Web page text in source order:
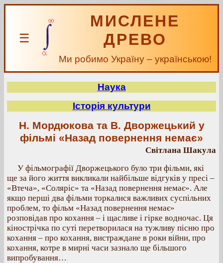
☰
МИСЛЕНЕ
ДРЕВО
Ми робимо Україну – українською!
Наука
Історія культури
Н. Мордюкова та В. Дворжецький у
фільмі «Назад повернення немає»
Світлана Шакула
У фільмографії Дворжецького було три фільми, які
ще за його життя викликали найбільше відгуків у пресі –
«Втеча», «Соляріс» та «Назад повернення немає». Але
якщо перші два фільми торкалися важливих суспільних
проблем, то фільм «Назад повернення немає»
розповідав про кохання – і щасливе і гірке водночас. Ця
кінострічка по суті перетворилася на тужливу пісню про
кохання – про кохання, вистраждане в роки війни, про
кохання, котре в мирні часи зазнало ще більшого
випробування…